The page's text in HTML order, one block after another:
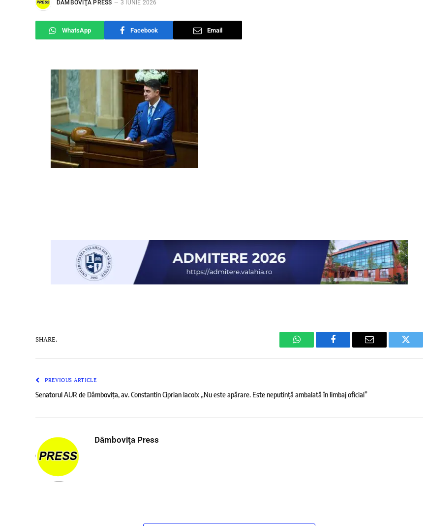
DÂMBOVIŢA PRESS 3 IUNIE 2026
WhatsApp Facebook Email
SHARE.
WhatsAppFacebook Email Twitter
PREVIOUS ARTICLE
Senatorul AUR de Dâmbovița, av. Constantin Ciprian Iacob: „Nu este apărare. Este neputință ambalată în limbaj oficial”
Dâmboviţa Press